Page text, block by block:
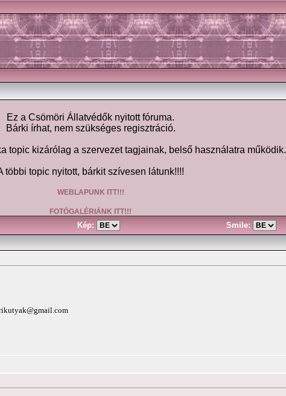
Ez a Csömöri Állatvédők nyitott fóruma.
Bárki írhat, nem szükséges regisztráció.
topic kizárólag a szervezet tagjainak, belső használatra működik.
többi topic nyitott, bárkit szívesen látunk!!!!
WEBLAPUNK ITT!!!
FOTÓGALÉRIÁNK ITT!!!
Kép: Smile: